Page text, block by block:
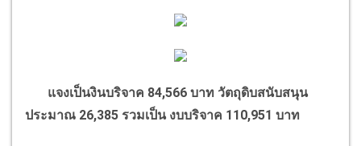
แจงเป็นงินบริจาค 84,566 บาท วัตถุดิบสนับสนุน
ประมาณ 26,385 รวมเป็น งบบริจาค 110,951 บาท